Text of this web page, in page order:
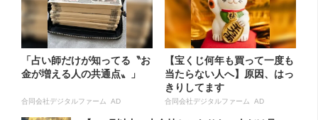
「占い師だけが知ってる〝お
金が増える人の共通点〟」
合同会社デジタルファーム AD
【宝くじ何年も買って一度も
当たらない人へ】原因、はっ
きりしてます
合同会社デジタルファーム AD